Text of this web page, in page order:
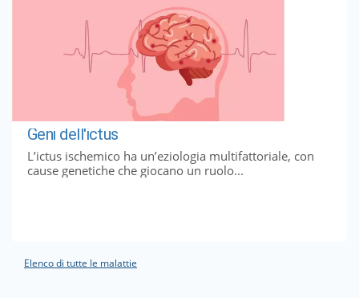
Geni dell'ictus
L’ictus ischemico ha un’eziologia multifattoriale, con
cause genetiche che giocano un ruolo...
Elenco di tutte le malattie